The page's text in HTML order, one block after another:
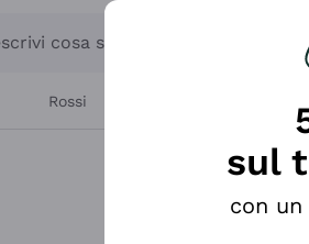
cosa stai cercando
Rossi
sul
con